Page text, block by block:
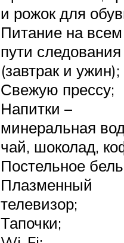
и рожок для
Питание на всем
пути следования
(завтрак и ужин);
Свежую прессу;
Напитки –
минеральная
чай, шоколад,
Постельное
Плазменный
телевизор;
Тапочки;